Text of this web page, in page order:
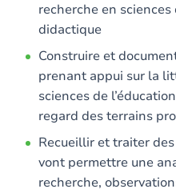
recherche en sciences
didactique
Construire et
prenant appui sur la
sciences de
regard des terrains
Recueillir et traiter
vont permettre une
recherche,